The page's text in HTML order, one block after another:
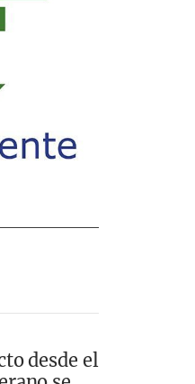
desde el